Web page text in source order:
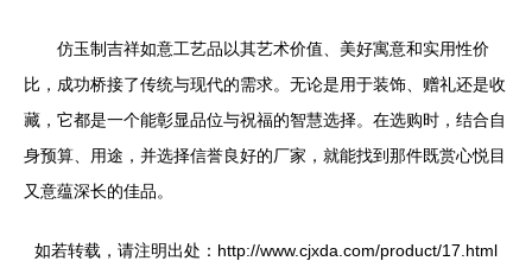
仿玉制吉祥如意工艺品以其艺术价值、美好寓意和实用性价
比，成功桥接了传统与现代的需求。无论是用于装饰、赠礼还是收
藏，它都是一个能彰显品位与祝福的智慧选择。在选购时，结合自
身预算、用途，并选择信誉良好的厂家，就能找到那件既赏心悦目
又意蕴深长的佳品。
如若转载，请注明出处：http://www.cjxda.com/product/17.html